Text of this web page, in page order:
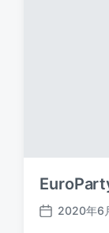
发
2020年6